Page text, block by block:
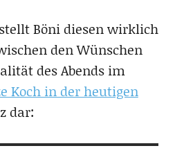
Böni diesen wirklich
den Wünschen
des Abends im
Koch in der heutigen
dar: